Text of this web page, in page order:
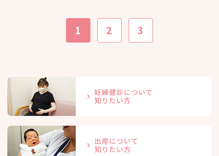
1 2 3
妊婦健診について
知りたい方
出産について
知りたい方